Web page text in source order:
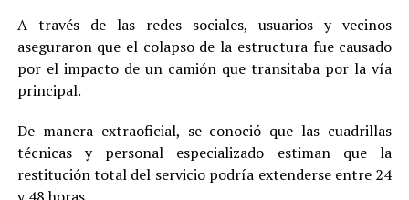
A través de las redes sociales, usuarios y vecinos
aseguraron que el colapso de la estructura fue causado
por el impacto de un camión que transitaba por la vía
principal.
De manera extraoficial, se conoció que las cuadrillas
técnicas y personal especializado estiman que la
restitución total del servicio podría extenderse entre 24